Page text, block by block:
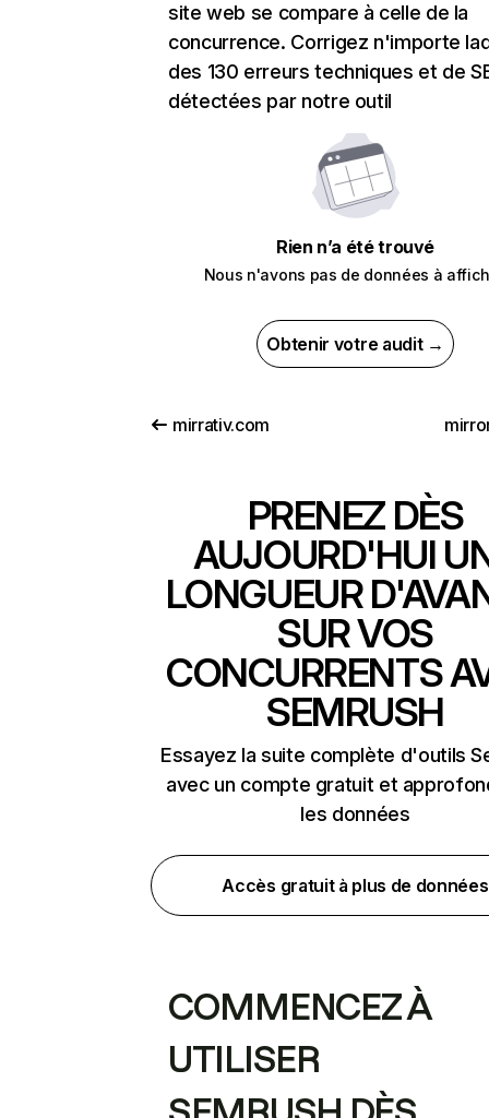
site web se compare à celle de la
concurrence. Corrigez n'importe
des 130 erreurs techniques et de
détectées par notre outil
Rien n’a été trouvé
Nous n'avons pas de données à
Obtenir votre audit →
mirrativ.com
PRENEZ DÈS
AUJOURD'HUI
LONGUEUR
SUR VOS
CONCURRENTS
SEMRUSH
Essayez la suite complète d'outils
avec un compte gratuit et
les données
Accès gratuit à plus de données
COMMENCEZ À
UTILISER